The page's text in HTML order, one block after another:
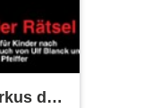
der